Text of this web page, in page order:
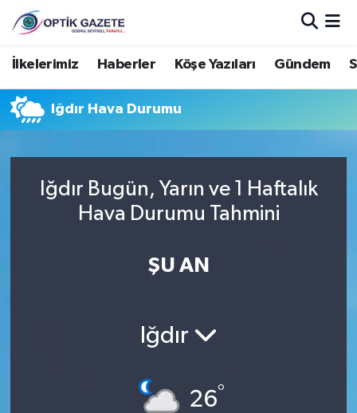
İlkelerimiz Haberler Köşe Yazıları Gündem
Iğdır Hava Durumu
Iğdır Bugün, Yarın ve 1 Haftalık
Hava Durumu Tahmini
ŞU AN
Iğdır
26°
Nöbetçi Eczaneler
Hava Durumu
Trafik Durumu
Süper Lig Puan Durumu ve Fikstür